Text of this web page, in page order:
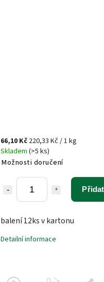
66,10 Kč 220,33 Kč / 1 kg
Skladem (>5 ks)
Možnosti doručení
balení 12ks v kartonu
Detailní informace